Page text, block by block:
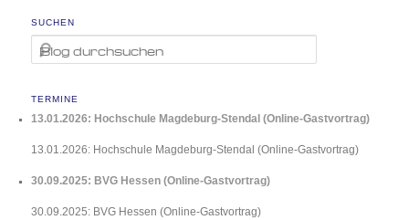
SUCHEN
Suchen
TERMINE
13.01.2026: Hochschule Magdeburg-Stendal (Online-Gastvortrag)
13.01.2026: Hochschule Magdeburg-Stendal (Online-Gastvortrag)
30.09.2025: BVG Hessen (Online-Gastvortrag)
30.09.2025: BVG Hessen (Online-Gastvortrag)